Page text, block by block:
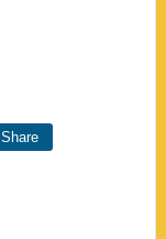
Share